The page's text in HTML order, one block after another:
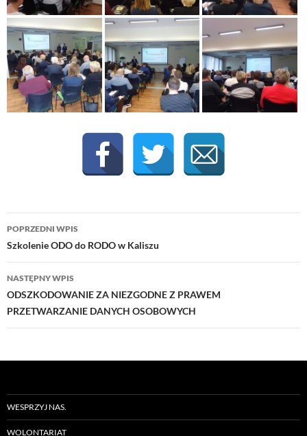
Nawigacja
wpisu
POPRZEDNI WPIS
Szkolenie ODO do RODO w Kaliszu
NASTĘPNY WPIS
ODSZKODOWANIE ZA NIEZGODNE Z PRAWEM
PRZETWARZANIE DANYCH OSOBOWYCH
WESPRZYJ NAS.
WOLONTARIAT